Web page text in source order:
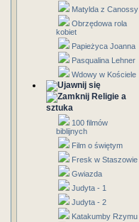
Matylda z Canossy
Obrzędowa rola
kobiet
Papieżyca Joanna
Pasqualina Lehner
Wdowy w Kościele
Religie a
sztuka
100 filmów
biblijnych
Film o świętym
Fresk w Staszowie
Gwiazda
Judyta - 1
Judyta - 2
Katakumby Rzymu